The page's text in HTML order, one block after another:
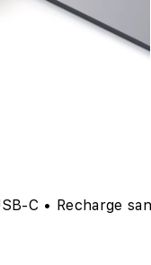
C • Recharge